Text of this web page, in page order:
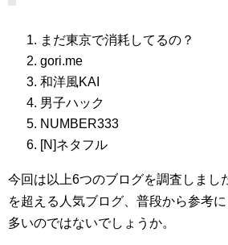
まだ東京で消耗してるの？
gori.me
和洋風KAI
男子ハック
NUMBER333
[N]ネタフル
今回は以上6つのブログを調査しまし
を超える人気ブログ、普段から参考
多いのではないでしょうか。